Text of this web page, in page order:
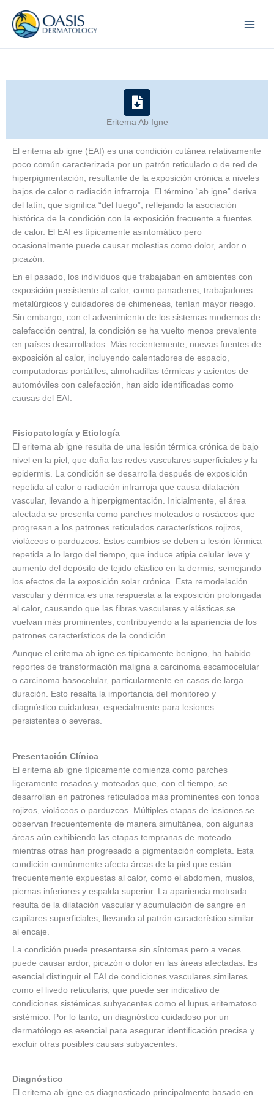
content
Eritema Ab Igne
El eritema ab igne (EAI) es una condición cutánea relativamente
poco común caracterizada por un patrón reticulado o de red de
hiperpigmentación, resultante de la exposición crónica a niveles
bajos de calor o radiación infrarroja. El término “ab igne” deriva
del latín, que significa “del fuego”, reflejando la asociación
histórica de la condición con la exposición frecuente a fuentes
de calor. El EAI es típicamente asintomático pero
ocasionalmente puede causar molestias como dolor, ardor o
picazón.
En el pasado, los individuos que trabajaban en ambientes con
exposición persistente al calor, como panaderos, trabajadores
metalúrgicos y cuidadores de chimeneas, tenían mayor riesgo.
Sin embargo, con el advenimiento de los sistemas modernos de
calefacción central, la condición se ha vuelto menos prevalente
en países desarrollados. Más recientemente, nuevas fuentes de
exposición al calor, incluyendo calentadores de espacio,
computadoras portátiles, almohadillas térmicas y asientos de
automóviles con calefacción, han sido identificadas como
causas del EAI.
Fisiopatología y Etiología
El eritema ab igne resulta de una lesión térmica crónica de bajo
nivel en la piel, que daña las redes vasculares superficiales y la
epidermis. La condición se desarrolla después de exposición
repetida al calor o radiación infrarroja que causa dilatación
vascular, llevando a hiperpigmentación. Inicialmente, el área
afectada se presenta como parches moteados o rosáceos que
progresan a los patrones reticulados característicos rojizos,
violáceos o parduzcos. Estos cambios se deben a lesión térmica
repetida a lo largo del tiempo, que induce atipia celular leve y
aumento del depósito de tejido elástico en la dermis, semejando
los efectos de la exposición solar crónica. Esta remodelación
vascular y dérmica es una respuesta a la exposición prolongada
al calor, causando que las fibras vasculares y elásticas se
vuelvan más prominentes, contribuyendo a la apariencia de los
patrones característicos de la condición.
Aunque el eritema ab igne es típicamente benigno, ha habido
reportes de transformación maligna a carcinoma escamocelular
o carcinoma basocelular, particularmente en casos de larga
duración. Esto resalta la importancia del monitoreo y
diagnóstico cuidadoso, especialmente para lesiones
persistentes o severas.
Presentación Clínica
El eritema ab igne típicamente comienza como parches
ligeramente rosados y moteados que, con el tiempo, se
desarrollan en patrones reticulados más prominentes con tonos
rojizos, violáceos o parduzcos. Múltiples etapas de lesiones se
observan frecuentemente de manera simultánea, con algunas
áreas aún exhibiendo las etapas tempranas de moteado
mientras otras han progresado a pigmentación completa. Esta
condición comúnmente afecta áreas de la piel que están
frecuentemente expuestas al calor, como el abdomen, muslos,
piernas inferiores y espalda superior. La apariencia moteada
resulta de la dilatación vascular y acumulación de sangre en
capilares superficiales, llevando al patrón característico similar
al encaje.
La condición puede presentarse sin síntomas pero a veces
puede causar ardor, picazón o dolor en las áreas afectadas. Es
esencial distinguir el EAI de condiciones vasculares similares
como el livedo reticularis, que puede ser indicativo de
condiciones sistémicas subyacentes como el lupus eritematoso
sistémico. Por lo tanto, un diagnóstico cuidadoso por un
dermatólogo es esencial para asegurar identificación precisa y
excluir otras posibles causas subyacentes.
Diagnóstico
El eritema ab igne es diagnosticado principalmente basado en